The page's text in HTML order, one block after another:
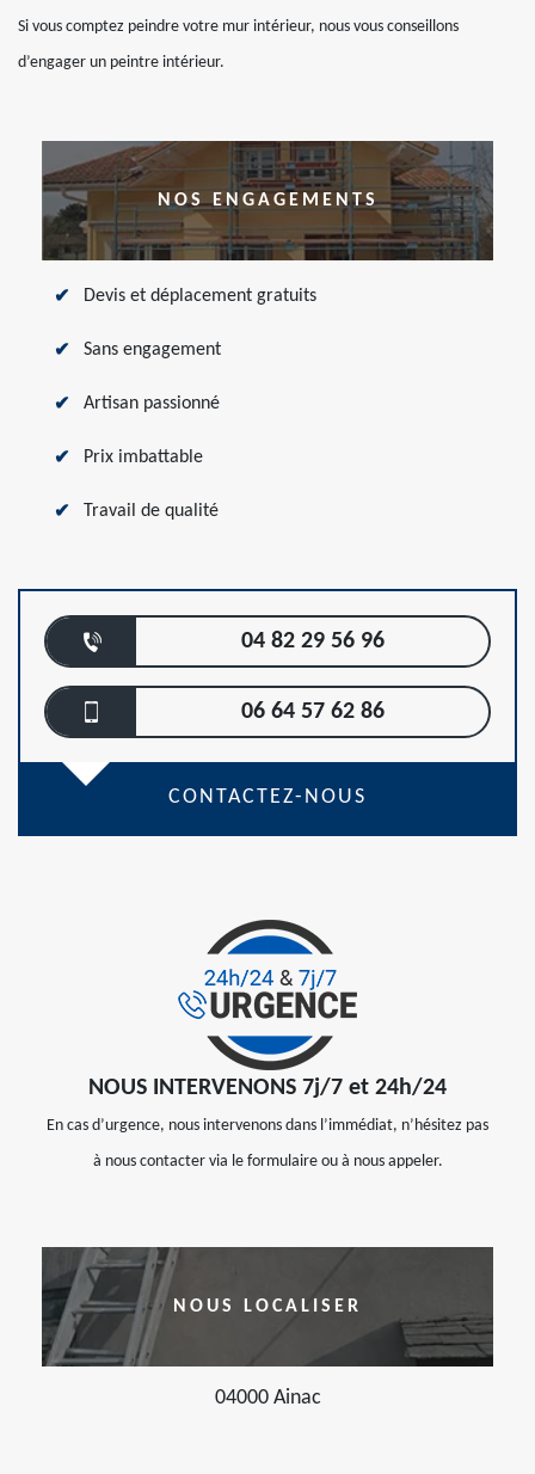
Si vous comptez peindre votre mur intérieur, nous vous conseillons
d’engager un peintre intérieur.
NOS ENGAGEMENTS
Devis et déplacement gratuits
Sans engagement
Artisan passionné
Prix imbattable
Travail de qualité
04 82 29 56 96
06 64 57 62 86
CONTACTEZ-NOUS
NOUS INTERVENONS 7j/7 et 24h/24
En cas d’urgence, nous intervenons dans l’immédiat, n’hésitez pas
à nous contacter via le formulaire ou à nous appeler.
NOUS LOCALISER
04000 Ainac